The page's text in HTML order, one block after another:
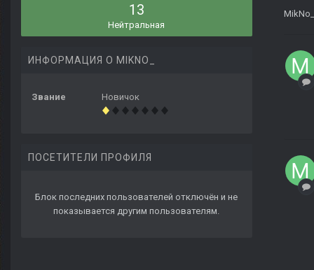
13
Нейтральная
ИНФОРМАЦИЯ О MIKNO_
Звание Новичок
ПОСЕТИТЕЛИ ПРОФИЛЯ
Блок последних пользователей отключён и не
показывается другим пользователям.
MikNo_